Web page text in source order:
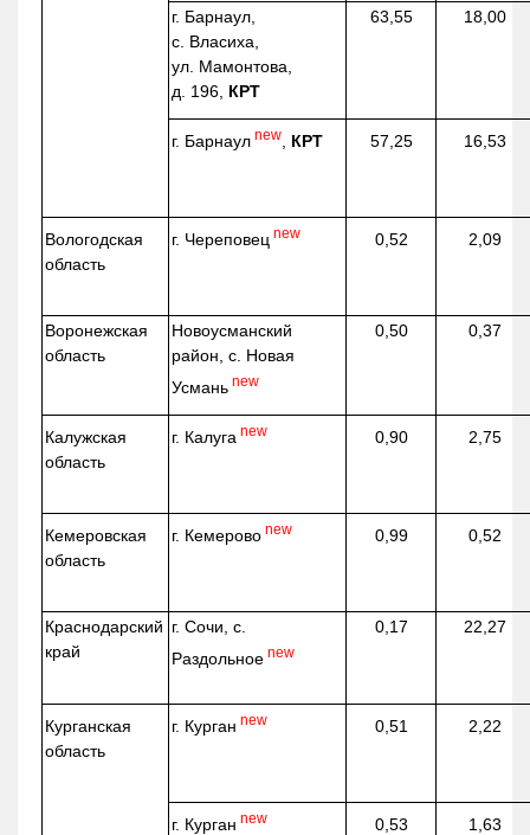
г. Барнаул,
с. Власиха,
ул. Мамонтова,
д. 196, КРТ
63,55 18,00
г. Барнаул new КРТ 57,25 16,53
Вологодская
область
г. Череповец new 0,52 2,09
Воронежская
область
Новоусманский
район, с. Новая
Усмань new
0,50 0,37
Калужская
область
г. Калуга new 0,90 2,75
Кемеровская
область
г. Кемерово new 0,99 0,52
Краснодарский
край
г. Сочи, с.
Раздольное new
0,17 22,27
Курганская
область
г. Курган new 0,51 2,22
г. Курган new 0,53 1,63